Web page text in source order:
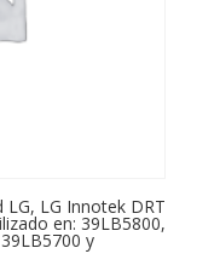
LG, LG Innotek DRT
en: 39LB5800,
y